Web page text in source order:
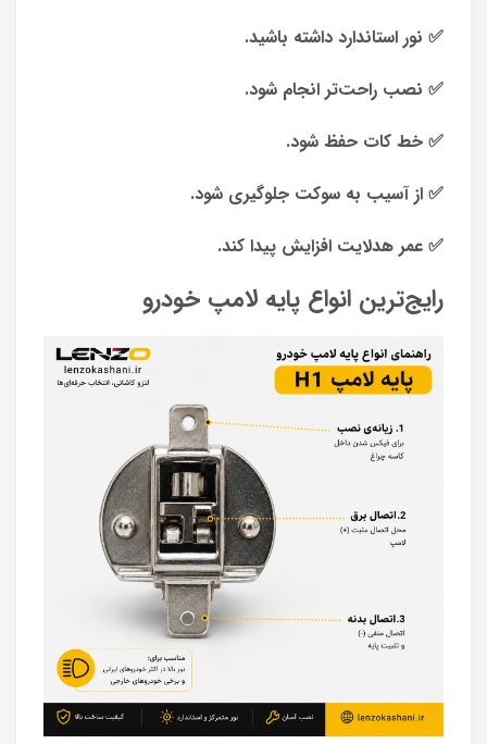
✅ نور استاندارد داشته باشید.
✅ نصب راحت‌تر انجام شود.
✅ خط کات حفظ شود.
✅ از آسیب به سوکت جلوگیری شود.
✅ عمر هدلایت افزایش پیدا کند.
رایج‌ترین انواع پایه لامپ خودرو